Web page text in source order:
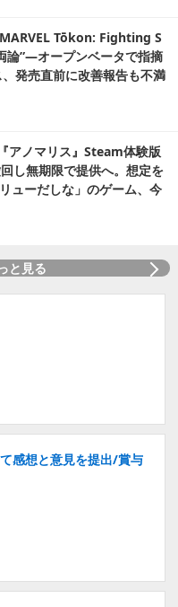
Tōkon: Fighting S
論”―オープンベータで指摘
発売直前に改善報告も不満
アノマリス』Steam体験版
し無期限で提供へ。想定を
ューだしな」のゲーム、今
と見る
感想と意見を提出/賞与